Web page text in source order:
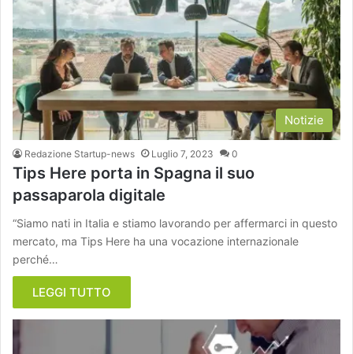
Notizie
Redazione Startup-news Luglio 7, 2023 0
Tips Here porta in Spagna il suo
passaparola digitale
“Siamo nati in Italia e stiamo lavorando per affermarci in questo
mercato, ma Tips Here ha una vocazione internazionale
perché…
LEGGI TUTTO